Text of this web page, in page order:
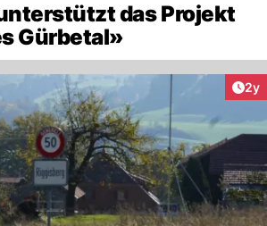
das Projekt
Gürbetal»
2y